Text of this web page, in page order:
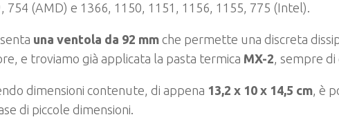
754 (AMD) e 1366, 1150, 1151, 1156, 1155, 775 (Intel).
una ventola da 92 mm che permette una discreta
e troviamo già applicata la pasta termica MX-2, sempre di
dimensioni contenute, di appena 13,2 x 10 x 14,5 cm, è
di piccole dimensioni.